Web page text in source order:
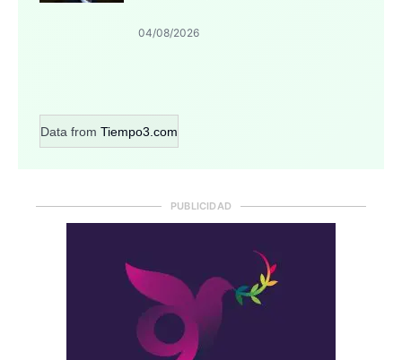
04/08/2026
Data from Tiempo3.com
PUBLICIDAD